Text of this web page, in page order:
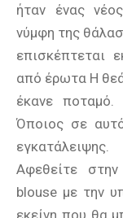
ήταν ένας
νύμφη της
επισκέπτεται
από έρωτα Η
έκανε ποταμό.
Όποιος σε
εγκατάλειψης.
Αφεθείτε
blouse με την
εκείνη που θα